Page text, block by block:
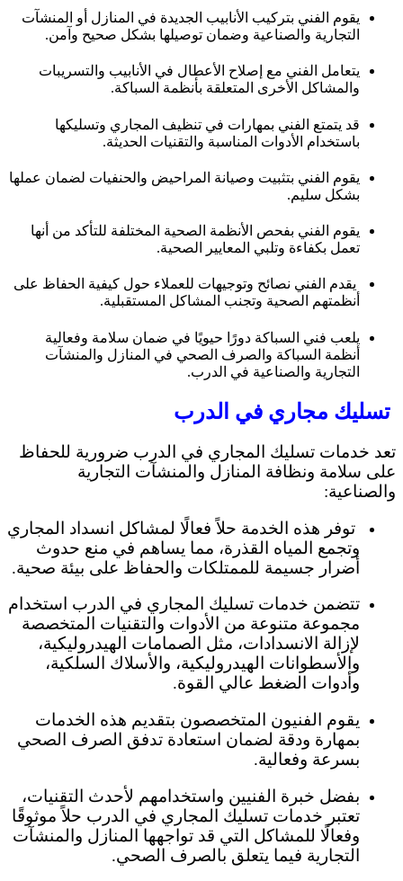
يقوم الفني بتركيب الأنابيب الجديدة في المنازل أو المنشآت
التجارية والصناعية وضمان توصيلها بشكل صحيح وآمن.
يتعامل الفني مع إصلاح الأعطال في الأنابيب والتسريبات
والمشاكل الأخرى المتعلقة بأنظمة السباكة.
قد يتمتع الفني بمهارات في تنظيف المجاري وتسليكها
باستخدام الأدوات المناسبة والتقنيات الحديثة.
يقوم الفني بتثبيت وصيانة المراحيض والحنفيات لضمان عملها
بشكل سليم.
يقوم الفني بفحص الأنظمة الصحية المختلفة للتأكد من أنها
تعمل بكفاءة وتلبي المعايير الصحية.
يقدم الفني نصائح وتوجيهات للعملاء حول كيفية الحفاظ على
أنظمتهم الصحية وتجنب المشاكل المستقبلية.
يلعب فني السباكة دورًا حيويًا في ضمان سلامة وفعالية
أنظمة السباكة والصرف الصحي في المنازل والمنشآت
التجارية والصناعية في الدرب.
تسليك مجاري في الدرب
تعد خدمات تسليك المجاري في الدرب ضرورية للحفاظ
على سلامة ونظافة المنازل والمنشآت التجارية
والصناعية:
توفر هذه الخدمة حلاً فعالًا لمشاكل انسداد المجاري
وتجمع المياه القذرة، مما يساهم في منع حدوث
أضرار جسيمة للممتلكات والحفاظ على بيئة صحية.
تتضمن خدمات تسليك المجاري في الدرب استخدام
مجموعة متنوعة من الأدوات والتقنيات المتخصصة
لإزالة الانسدادات، مثل الصمامات الهيدروليكية،
والأسطوانات الهيدروليكية، والأسلاك السلكية،
وأدوات الضغط عالي القوة.
يقوم الفنيون المتخصصون بتقديم هذه الخدمات
بمهارة ودقة لضمان استعادة تدفق الصرف الصحي
بسرعة وفعالية.
بفضل خبرة الفنيين واستخدامهم لأحدث التقنيات،
تعتبر خدمات تسليك المجاري في الدرب حلاً موثوقًا
وفعالًا للمشاكل التي قد تواجهها المنازل والمنشآت
التجارية فيما يتعلق بالصرف الصحي.